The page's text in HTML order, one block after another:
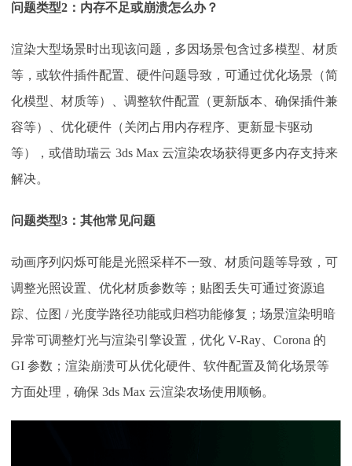
问题类型2： 内存不足或崩溃怎么办？
渲染大型场景时出现该问题，多因场景包含过多模型、材质
等，或软件插件配置、硬件问题导致，可通过优化场景（简
化模型、材质等）、调整软件配置（更新版本、确保插件兼
容等）、优化硬件（关闭占用内存程序、更新显卡驱动
等），或借助瑞云 3ds Max 云渲染农场获得更多内存支持来
解决。
问题类型3： 其他常见问题
动画序列闪烁可能是光照采样不一致、材质问题等导致，可
调整光照设置、优化材质参数等；贴图丢失可通过资源追
踪、位图 / 光度学路径功能或归档功能修复；场景渲染明暗
异常可调整灯光与渲染引擎设置，优化 V-Ray、Corona 的
GI 参数；渲染崩溃可从优化硬件、软件配置及简化场景等
方面处理，确保 3ds Max 云渲染农场使用顺畅。